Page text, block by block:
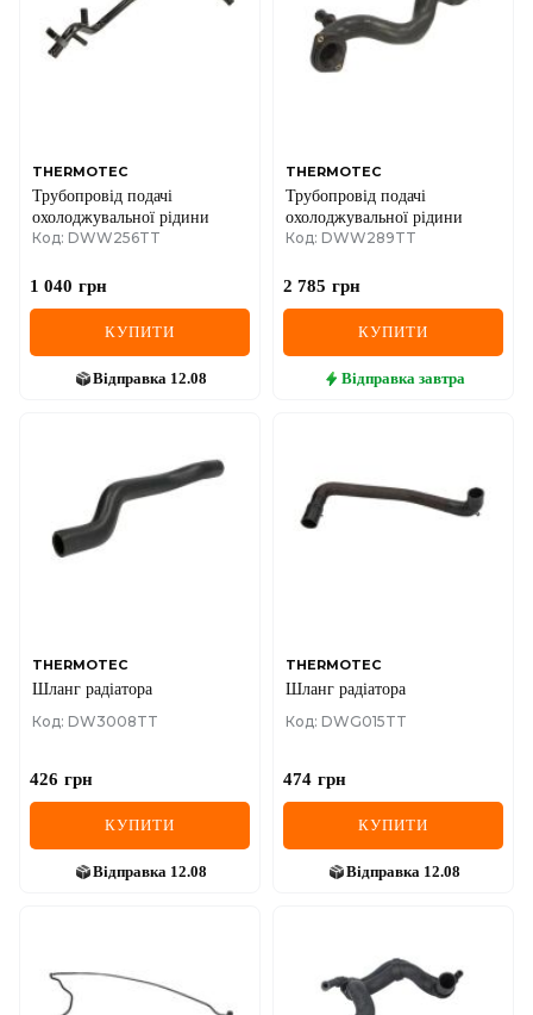
THERMOTEC
Трубопровід подачі
охолоджувальної рідини
Код: DWW256TT
1 040 грн
КУПИТИ
Відправка 12.08
THERMOTEC
Трубопровід подачі
охолоджувальної рідини
Код: DWW289TT
2 785 грн
КУПИТИ
Відправка завтра
THERMOTEC
Шланг радіатора
Код: DW3008TT
426 грн
КУПИТИ
Відправка 12.08
THERMOTEC
Шланг радіатора
Код: DWG015TT
474 грн
КУПИТИ
Відправка 12.08